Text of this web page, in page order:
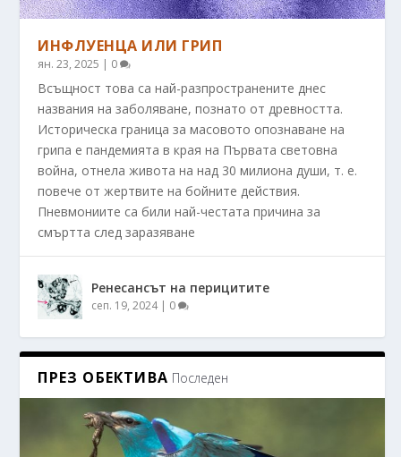
ИНФЛУЕНЦА ИЛИ ГРИП
ян. 23, 2025 | 0
Всъщност това са най-разпространените днес
названия на заболяване, познато от древността.
Историческа граница за масовото опознаване на
грипа е пандемията в края на Първата световна
война, отнела живота на над 30 милиона души, т. е.
повече от жертвите на бойните действия.
Пневмониите са били най-честата причина за
смъртта след заразяване
Ренесансът на перицитите
сеп. 19, 2024| 0
ПРЕЗ ОБЕКТИВА Последен